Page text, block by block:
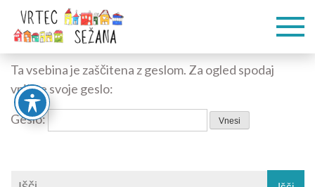
Skip
content
Sežana
Veliko pogumnih
Ta vsebina je zaščitena z geslom. Za ogled spodaj
vpišite svoje geslo:
Geslo: